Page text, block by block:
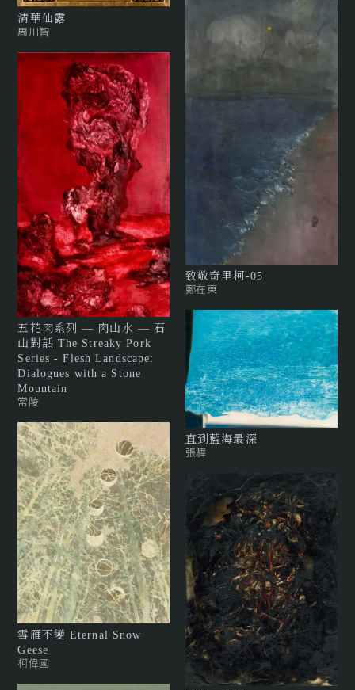
清華仙露
周川智
五花肉系列 — 肉山水 — 石
山對話 The Streaky Pork
Series - Flesh Landscape:
Dialogues with a Stone
Mountain
常陵
雪雁不變 Eternal Snow
Geese
柯偉國
致敬奇里柯-05
鄭在東
直到藍海最深
張驊